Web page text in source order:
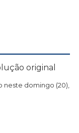
original
neste domingo (20),